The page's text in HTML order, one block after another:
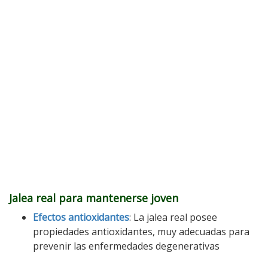
Jalea real para mantenerse joven
Efectos antioxidantes: La jalea real posee
propiedades antioxidantes, muy adecuadas para
prevenir las enfermedades degenerativas